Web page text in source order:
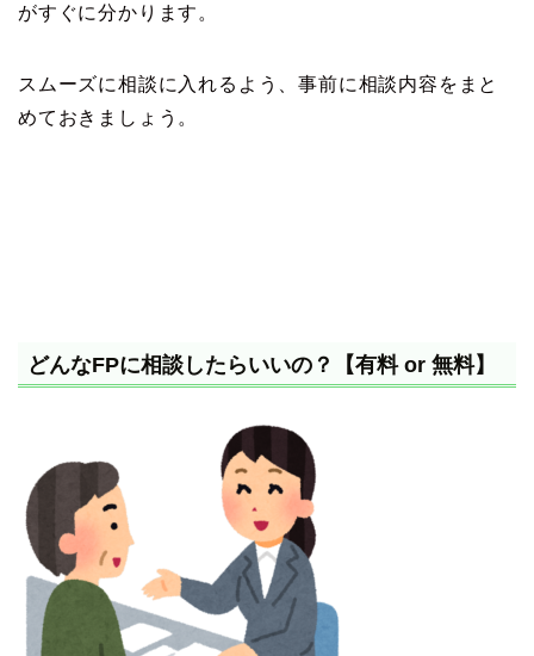
がすぐに分かります。
スムーズに相談に入れるよう、事前に相談内容をまと
めておきましょう。
どんなFPに相談したらいいの？【有料 or 無料】